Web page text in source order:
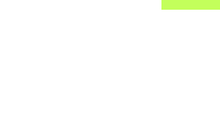
ын